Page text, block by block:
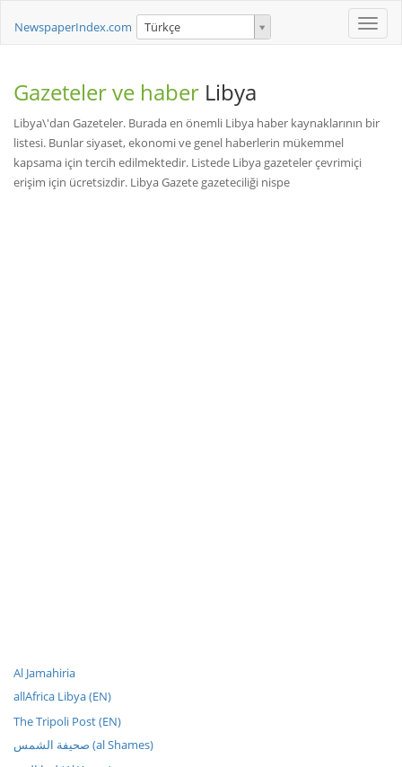
Toggle
NewspaperIndex.com Türkçe
Gazeteler ve haber Libya
Libya\'dan Gazeteler. Burada en önemli Libya haber kaynaklarının bir
listesi. Bunlar siyaset, ekonomi ve genel haberlerin mükemmel
kapsama için tercih edilmektedir. Listede Libya gazeteler çevrimiçi
erişim için ücretsizdir. Libya Gazete gazeteciliği nispe
Al Jamahiria
allAfrica Libya (EN)
The Tripoli Post (EN)
صحيفة الشمس (al Shames)